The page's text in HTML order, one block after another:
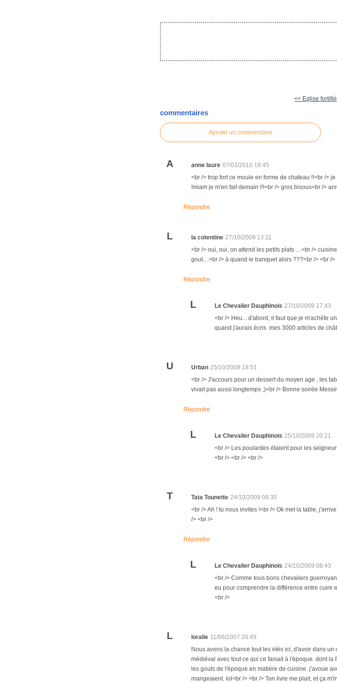
<< Eglise
commentaires
Ajouter un commentaire
A anne laure 07/03/2010 18:45
<br /> trop fort ce moule en forme de chateau !!<br />
!miam je m'en fait demain !!!<br /> gros bisous<br />
Répondre
L la cotentine 27/10/2009 13:11
<br /> oui, oui, on attend les petits plats ....<br />
gout....<br /> à quand le banquet alors ???<br /> <br />
Répondre
L Le Chevalier Dauphinois 27/10/2009 17:43
<br /> Heu... d'abord, il faut que je m'achète
quand j'aurais écris mes 3000 articles de
U Urban 25/10/2009 18:51
<br /> J'accours pour un dessert du moyen age , les
vivait pas aussi longtemps ;)<br /> Bonne soirée
Répondre
L Le Chevalier Dauphinois 25/10/2009 20:21
<br /> Les poulardes étaient pour les
<br /> <br /> <br />
T Tata Tounette 24/10/2009 08:30
<br /> Ah ! tu nous invites !<br /> Ok met la table,
/> <br />
Répondre
L Le Chevalier Dauphinois 24/10/2009 08:43
<br /> Comme tous bons chevaliers
eu pour comprendre la différence entre cuire
<br />
L loralie 11/06/2007 20:49
Nous avons la chance tout les étés ici, d'avoir dans
médiéval avec tout ce qui ce faisait à l'époque. dont
les gouts de l'époque en matière de cuisine. j'avoue
mangeaient. lol<br /> <br /> Ton livre me plait, et ça